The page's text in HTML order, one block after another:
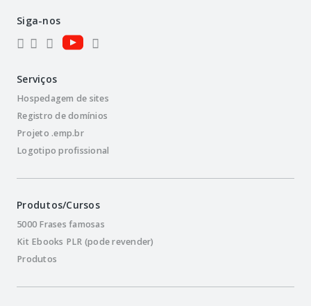
Siga-nos
Serviços
Hospedagem de sites
Registro de domínios
Projeto .emp.br
Logotipo profissional
Produtos/Cursos
5000 Frases famosas
Kit Ebooks PLR (pode revender)
Produtos